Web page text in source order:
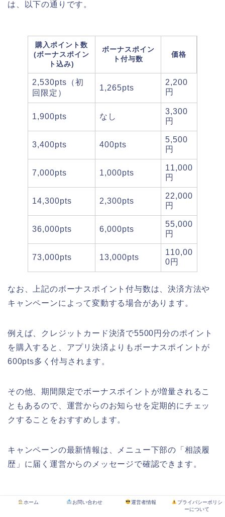
は、以下の通りです。
購入ポイント数
(ボーナスポイン
ト込み)
ボーナスポイン
ト付与数
価格
2,530pts（初
回限定）
1,265pts
2,200
円
1,900pts なし
3,300
円
3,400pts 400pts
5,500
円
7,000pts 1,000pts
11,000
円
14,300pts 2,300pts
22,000
円
36,000pts 6,000pts
55,000
円
73,000pts 13,000pts
110,00
0円
なお、上記のボーナスポイント付与数は、決済方法や
キャンペーンによって変動する場合があります。
例えば、クレジットカード決済で5500円分のポイント
を購入すると、アプリ決済よりもボーナスポイントが
600pts多く付与されます。
その他、期間限定でボーナスポイントが増量されるこ
ともあるので、運営からのお知らせを定期的にチェッ
クすることをおすすめします。
キャンペーンの最新情報は、メニュー下部の「相談履
歴」に届く運営からのメッセージで確認できます。
☆特典・キャンペーン
ホーム お問い合わせ 運営者情報
プライバシーポリシ
ーについて